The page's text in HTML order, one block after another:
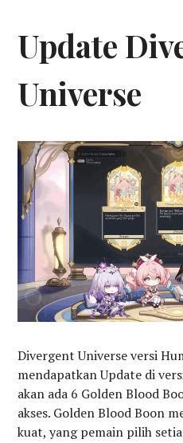
Update
Universe
Divergent Universe versi
mendapatkan Update di
akan ada 6 Golden Blood
akses. Golden Blood Boon
kuat, yang pemain pilih